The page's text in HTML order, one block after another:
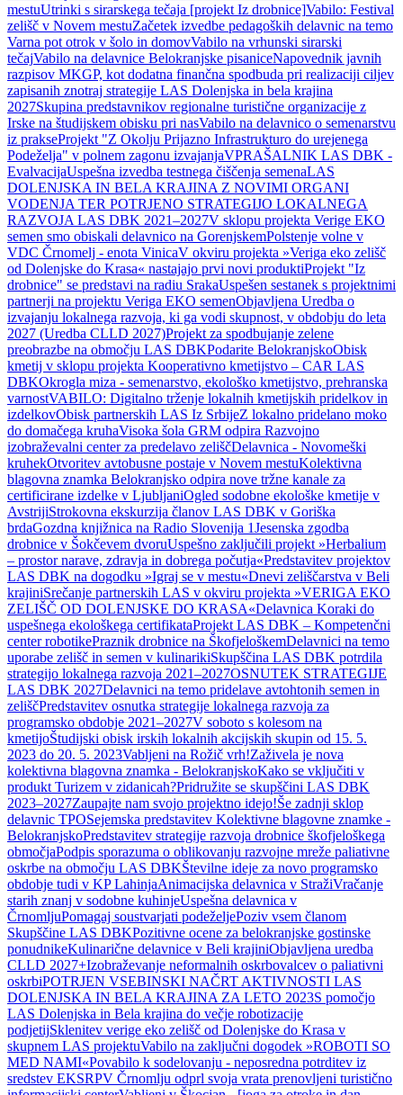
mestuUtrinki s sirarskega tečaja [projekt Iz drobnice]Vabilo: Festival
zelišč v Novem mestuZačetek izvedbe pedagoških delavnic na temo
Varna pot otrok v šolo in domovVabilo na vrhunski sirarski
tečajVabilo na delavnice Belokranjske pisaniceNapovednik javnih
razpisov MKGP, kot dodatna finančna spodbuda pri realizaciji ciljev
zapisanih znotraj strategije LAS Dolenjska in bela krajina
2027Skupina predstavnikov regionalne turistične organizacije z
Irske na študijskem obisku pri nasVabilo na delavnico o semenarstvu
iz prakseProjekt "Z Okolju Prijazno Infrastrukturo do urejenega
Podeželja" v polnem zagonu izvajanjaVPRAŠALNIK LAS DBK -
EvalvacijaUspešna izvedba testnega čiščenja semenaLAS
DOLENJSKA IN BELA KRAJINA Z NOVIMI ORGANI
VODENJA TER POTRJENO STRATEGIJO LOKALNEGA
RAZVOJA LAS DBK 2021–2027V sklopu projekta Verige EKO
semen smo obiskali delavnico na GorenjskemPolstenje volne v
VDC Črnomelj - enota VinicaV okviru projekta »Veriga eko zelišč
od Dolenjske do Krasa« nastajajo prvi novi produktiProjekt "Iz
drobnice" se predstavi na radiu SrakaUspešen sestanek s projektnimi
partnerji na projektu Veriga EKO semenObjavljena Uredba o
izvajanju lokalnega razvoja, ki ga vodi skupnost, v obdobju do leta
2027 (Uredba CLLD 2027)Projekt za spodbujanje zelene
preobrazbe na območju LAS DBKPodarite BelokranjskoObisk
kmetij v sklopu projekta Kooperativno kmetijstvo – CAR LAS
DBKOkrogla miza - semenarstvo, ekološko kmetijstvo, prehranska
varnostVABILO: Digitalno trženje lokalnih kmetijskih pridelkov in
izdelkovObisk partnerskih LAS Iz SrbijeZ lokalno pridelano moko
do domačega kruhaVisoka šola GRM odpira Razvojno
izobraževalni center za predelavo zeliščDelavnica - Novomeški
kruhekOtvoritev avtobusne postaje v Novem mestuKolektivna
blagovna znamka Belokranjsko odpira nove tržne kanale za
certificirane izdelke v LjubljaniOgled sodobne ekološke kmetije v
AvstrijiStrokovna ekskurzija članov LAS DBK v Goriška
brdaGozdna knjižnica na Radio Slovenija 1Jesenska zgodba
drobnice v Šokčevem dvoruUspešno zaključili projekt »Herbalium
– prostor narave, zdravja in dobrega počutja«Predstavitev projektov
LAS DBK na dogodku »Igraj se v mestu«Dnevi zeliščarstva v Beli
krajiniSrečanje partnerskih LAS v okviru projekta »VERIGA EKO
ZELIŠČ OD DOLENJSKE DO KRASA«Delavnica Koraki do
uspešnega ekološkega certifikataProjekt LAS DBK – Kompetenčni
center robotikePraznik drobnice na ŠkofjeloškemDelavnici na temo
uporabe zelišč in semen v kulinarikiSkupščina LAS DBK potrdila
strategijo lokalnega razvoja 2021–2027OSNUTEK STRATEGIJE
LAS DBK 2027Delavnici na temo pridelave avtohtonih semen in
zeliščPredstavitev osnutka strategije lokalnega razvoja za
programsko obdobje 2021–2027V soboto s kolesom na
kmetijoŠtudijski obisk irskih lokalnih akcijskih skupin od 15. 5.
2023 do 20. 5. 2023Vabljeni na Rožič vrh!Zaživela je nova
kolektivna blagovna znamka - BelokranjskoKako se vključiti v
produkt Turizem v zidanicah?Pridružite se skupščini LAS DBK
2023–2027Zaupajte nam svojo projektno idejo!Še zadnji sklop
delavnic TPOSejemska predstavitev Kolektivne blagovne znamke -
BelokranjskoPredstavitev strategije razvoja drobnice škofjeloškega
območjaPodpis sporazuma o oblikovanju razvojne mreže paliativne
oskrbe na območju LAS DBKŠtevilne ideje za novo programsko
obdobje tudi v KP LahinjaAnimacijska delavnica v StražiVračanje
starih znanj v sodobne kuhinjeUspešna delavnica v
ČrnomljuPomagaj soustvarjati podeželjePoziv vsem članom
Skupščine LAS DBKPozitivne ocene za belokranjske gostinske
ponudnikeKulinarične delavnice v Beli krajiniObjavljena uredba
CLLD 2027+Izobraževanje neformalnih oskrbovalcev o paliativni
oskrbiPOTRJEN VSEBINSKI NAČRT AKTIVNOSTI LAS
DOLENJSKA IN BELA KRAJINA ZA LETO 2023S pomočjo
LAS Dolenjska in Bela krajina do večje robotizacije
podjetijSklenitev verige eko zelišč od Dolenjske do Krasa v
skupnem LAS projektuVabilo na zaključni dogodek »ROBOTI SO
MED NAMI«Povabilo k sodelovanju - neposredna potrditev iz
sredstev EKSRPV Črnomlju odprl svoja vrata prenovljeni turistično